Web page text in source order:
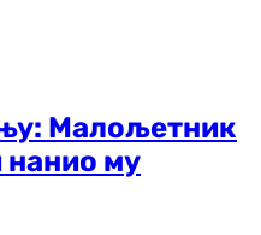
Малољетник
нанио му